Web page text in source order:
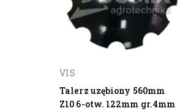
VIS
Talerz uzębiony 560mm
Z10 6-otw. 122mm gr.4mm